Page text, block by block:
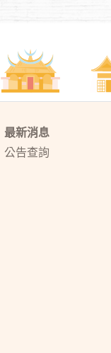
最新消息
公告查詢